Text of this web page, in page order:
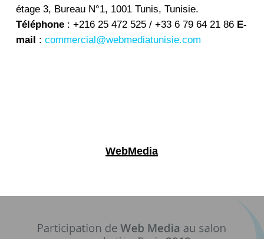
étage 3, Bureau N°1, 1001 Tunis, Tunisie.
Téléphone: +216 25 472 525 / +33 6 79 64 21 86 E-
mail : commercial@webmediatunisie.com
WebMedia